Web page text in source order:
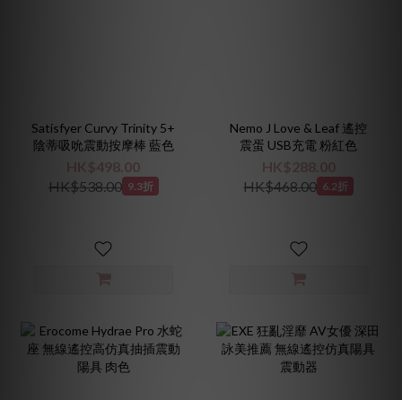
Satisfyer Curvy Trinity 5+
陰蒂吸吮震動按摩棒 藍色
HK$498.00
HK$538.00 9.3折
Nemo J Love & Leaf 遙控
震蛋 USB充電 粉紅色
HK$288.00
HK$468.00 6.2折